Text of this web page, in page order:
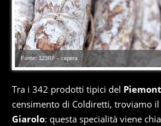
Fonte: 123RF - cepera
Tra i 342 prodotti tipici del
censimento di Coldiretti, troviamo il
Giarolo: questa specialità viene